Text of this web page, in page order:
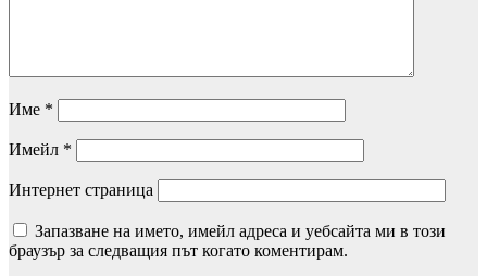
Име *
Имейл *
Интернет страница
Запазване на името, имейл адреса и уебсайта ми в този
браузър за следващия път когато коментирам.